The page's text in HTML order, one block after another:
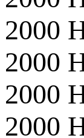
2000
2000
2000
2000